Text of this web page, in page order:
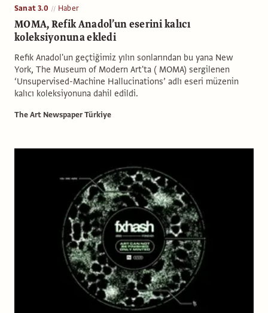
Sanat 3.0 Haber
MOMA, Refik Anadol’un eserini kalıcı
koleksiyonuna ekledi
Refik Anadol'un geçtiğimiz yılın sonlarından bu yana New
York, The Museum of Modern Art'ta ( MOMA) sergilenen
‘Unsupervised-Machine Hallucinations’ adlı eseri müzenin
kalıcı koleksiyonuna dahil edildi.
The Art Newspaper Türkiye